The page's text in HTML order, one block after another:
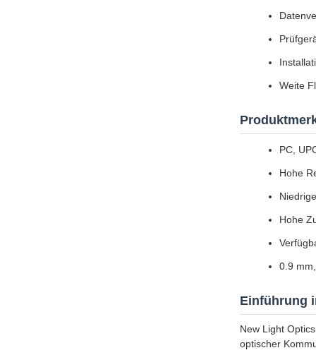
Weite
PC,
Hohe
Hohe
0.9
Einführung
New Light
optischer